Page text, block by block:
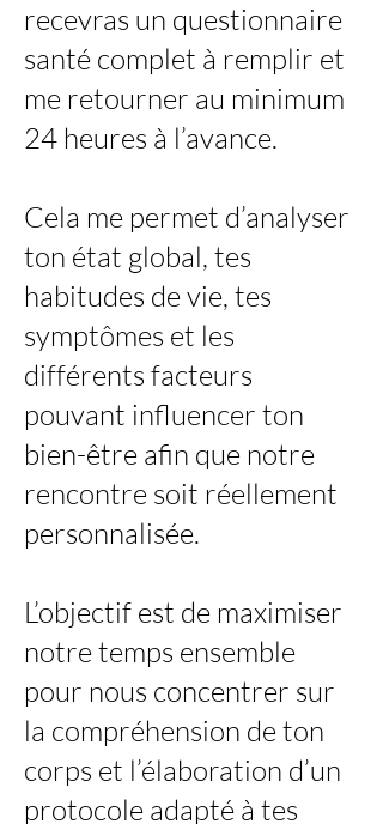
recevras un questionnaire
santé complet à remplir et
me retourner au minimum
24 heures à l’avance.
Cela me permet d’analyser
ton état global, tes
habitudes de vie, tes
symptômes et les
différents facteurs
pouvant influencer ton
bien-être afin que notre
rencontre soit réellement
personnalisée.
L’objectif est de maximiser
notre temps ensemble
pour nous concentrer sur
la compréhension de ton
corps et l’élaboration d’un
protocole adapté à tes